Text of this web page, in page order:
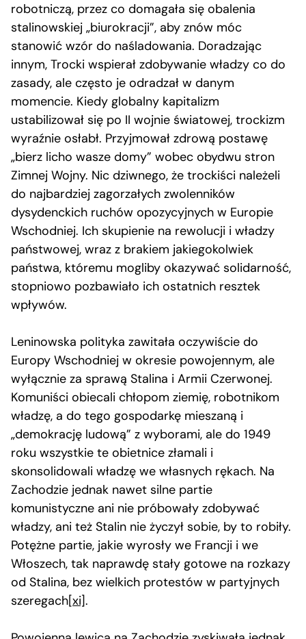
robotniczą, przez co domagała się obalenia
stalinowskiej „biurokracji”, aby znów móc
stanowić wzór do naśladowania. Doradzając
innym, Trocki wspierał zdobywanie władzy co do
zasady, ale często je odradzał w danym
momencie. Kiedy globalny kapitalizm
ustabilizował się po II wojnie światowej, trockizm
wyraźnie osłabł. Przyjmował zdrową postawę
„bierz licho wasze domy” wobec obydwu stron
Zimnej Wojny. Nic dziwnego, że trockiści należeli
do najbardziej zagorzałych zwolenników
dysydenckich ruchów opozycyjnych w Europie
Wschodniej. Ich skupienie na rewolucji i władzy
państwowej, wraz z brakiem jakiegokolwiek
państwa, któremu mogliby okazywać solidarność,
stopniowo pozbawiało ich ostatnich resztek
wpływów.
Leninowska polityka zawitała oczywiście do
Europy Wschodniej w okresie powojennym, ale
wyłącznie za sprawą Stalina i Armii Czerwonej.
Komuniści obiecali chłopom ziemię, robotnikom
władzę, a do tego gospodarkę mieszaną i
„demokrację ludową” z wyborami, ale do 1949
roku wszystkie te obietnice złamali i
skonsolidowali władzę we własnych rękach. Na
Zachodzie jednak nawet silne partie
komunistyczne ani nie próbowały zdobywać
władzy, ani też Stalin nie życzył sobie, by to robiły.
Potężne partie, jakie wyrosły we Francji i we
Włoszech, tak naprawdę stały gotowe na rozkazy
od Stalina, bez wielkich protestów w partyjnych
szeregach[xi].